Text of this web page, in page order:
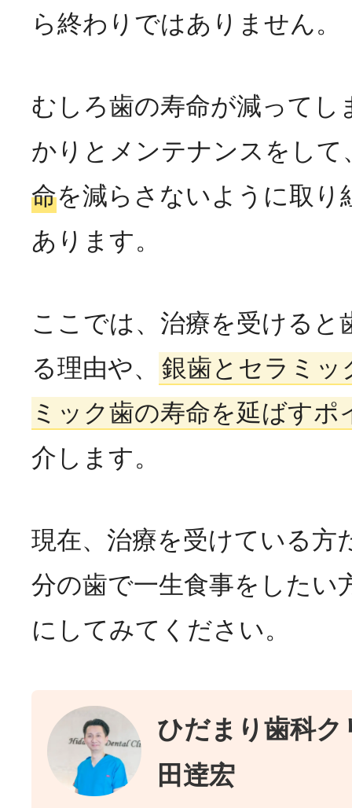
ら終わりではありません。
むしろ歯の寿命が減ってし
かりとメンテナンスをして
命を減らさないように取り
あります。
ここでは、治療を受けると
る理由や、
銀歯とセラミッ
ミック歯の寿命を延ばすポ
介します。
現在、治療を受けている方
分の歯で一生食事をしたい
にしてみてください。
ひだまり歯科ク
田逹宏